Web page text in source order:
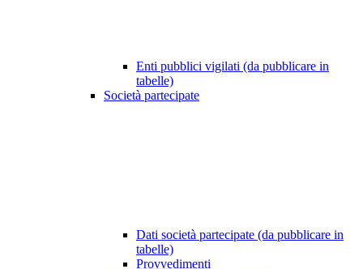
Enti pubblici vigilati (da pubblicare in
tabelle)
Società partecipate
Dati società partecipate (da pubblicare in
tabelle)
Provvedimenti